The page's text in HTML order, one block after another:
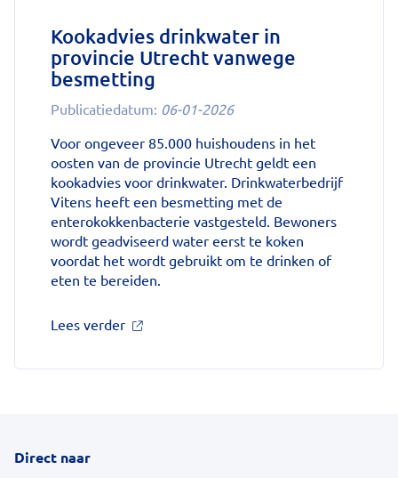
weer
gewichtstoename'
op
Nationale
Kookadvies drinkwater in
provincie Utrecht vanwege
besmetting
Publicatiedatum: 06-01-2026
Voor ongeveer 85.000 huishoudens in het
oosten van de provincie Utrecht geldt een
kookadvies voor drinkwater. Drinkwaterbedrijf
Vitens heeft een besmetting met de
enterokokkenbacterie vastgesteld. Bewoners
wordt geadviseerd water eerst te koken
voordat het wordt gebruikt om te drinken of
eten te bereiden.
Lees verder over
Direct naar